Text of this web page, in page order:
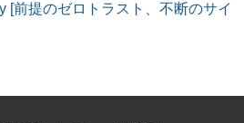
[前提のゼロトラスト、不断のサイ